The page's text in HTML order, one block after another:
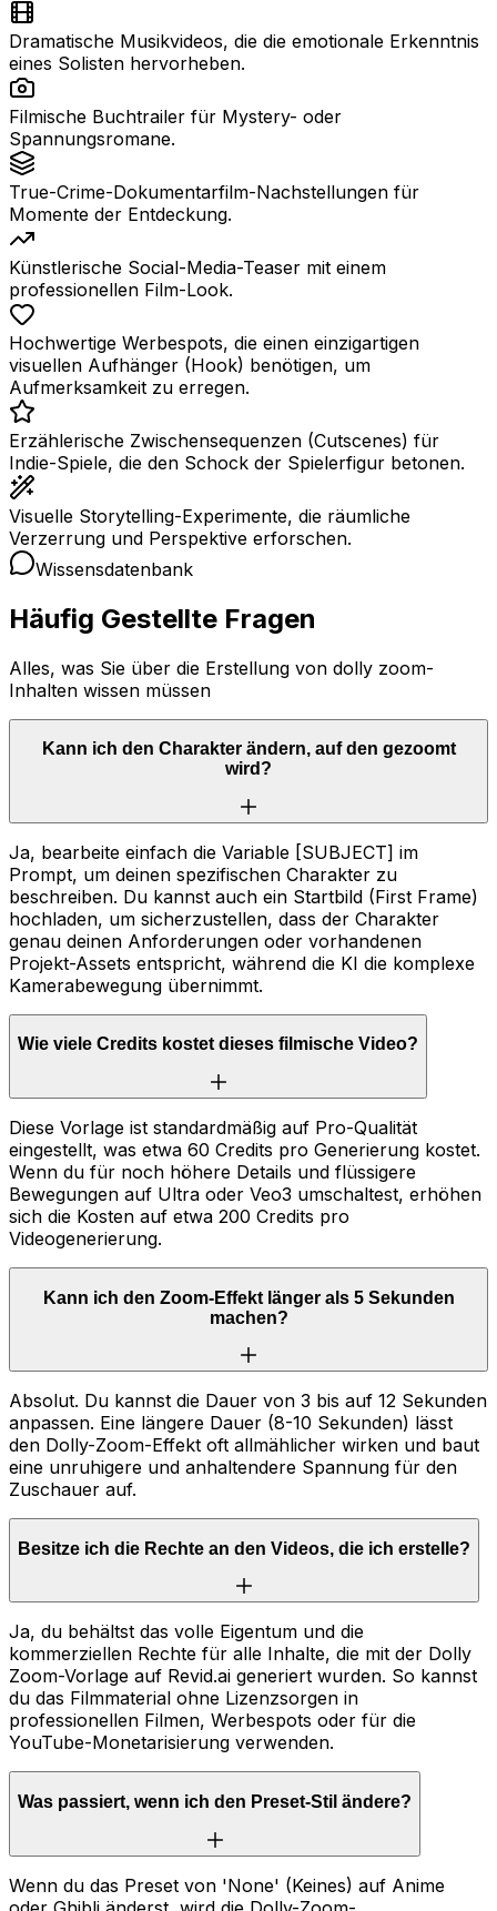
Dramatische Musikvideos, die die emotionale Erkenntnis
eines Solisten hervorheben.
Filmische Buchtrailer für Mystery- oder
Spannungsromane.
True-Crime-Dokumentarfilm-Nachstellungen für
Momente der Entdeckung.
Künstlerische Social-Media-Teaser mit einem
professionellen Film-Look.
Hochwertige Werbespots, die einen einzigartigen
visuellen Aufhänger (Hook) benötigen, um
Aufmerksamkeit zu erregen.
Erzählerische Zwischensequenzen (Cutscenes) für
Indie-Spiele, die den Schock der Spielerfigur betonen.
Visuelle Storytelling-Experimente, die räumliche
Verzerrung und Perspektive erforschen.
Wissensdatenbank
Häufig Gestellte Fragen
Alles, was Sie über die Erstellung von dolly zoom-
Inhalten wissen müssen
Kann ich den Charakter ändern, auf den gezoomt
wird?
Ja, bearbeite einfach die Variable [SUBJECT] im
Prompt, um deinen spezifischen Charakter zu
beschreiben. Du kannst auch ein Startbild (First Frame)
hochladen, um sicherzustellen, dass der Charakter
genau deinen Anforderungen oder vorhandenen
Projekt-Assets entspricht, während die KI die komplexe
Kamerabewegung übernimmt.
Wie viele Credits kostet dieses filmische Video?
Diese Vorlage ist standardmäßig auf Pro-Qualität
eingestellt, was etwa 60 Credits pro Generierung kostet.
Wenn du für noch höhere Details und flüssigere
Bewegungen auf Ultra oder Veo3 umschaltest, erhöhen
sich die Kosten auf etwa 200 Credits pro
Videogenerierung.
Kann ich den Zoom-Effekt länger als 5 Sekunden
machen?
Absolut. Du kannst die Dauer von 3 bis auf 12 Sekunden
anpassen. Eine längere Dauer (8-10 Sekunden) lässt
den Dolly-Zoom-Effekt oft allmählicher wirken und baut
eine unruhigere und anhaltendere Spannung für den
Zuschauer auf.
Besitze ich die Rechte an den Videos, die ich erstelle?
Ja, du behältst das volle Eigentum und die
kommerziellen Rechte für alle Inhalte, die mit der Dolly
Zoom-Vorlage auf Revid.ai generiert wurden. So kannst
du das Filmmaterial ohne Lizenzsorgen in
professionellen Filmen, Werbespots oder für die
YouTube-Monetarisierung verwenden.
Was passiert, wenn ich den Preset-Stil ändere?
Wenn du das Preset von 'None' (Keines) auf Anime